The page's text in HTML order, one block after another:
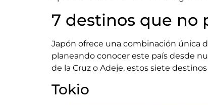
7 destinos que no
Japón ofrece una combinación única
planeando conocer este país desde
de la Cruz o Adeje, estos siete
Tokio